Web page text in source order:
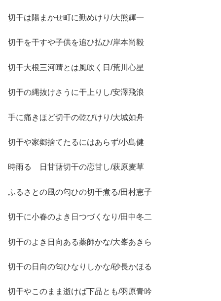
切干は陽まかせ町に勤めけり/大熊輝一
切干を干すや子供を追ひ払ひ/岸本尚毅
切干大根三河晴とは風吹く日/荒川心星
切干の縄抜けさうに干上りし/安澤飛浪
手に痛きほど切干の乾びけり/大城如舟
切干や家郷捨てたるにはあらず/小島健
時雨るゝ日甘藷切干の恋甘し/萩原麦草
ふるさとの風の匂ひの切干煮る/田村恵子
切干に小春のよき日つづくなり/田中冬二
切干のよき日向ある薬師かな/大峯あきら
切干の日向の匂ひなりしかな/砂長かほる
切干やこのまま逝けば下品とも/羽原青吟